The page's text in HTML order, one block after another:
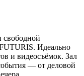
Идеально
и видеосъёмок. Зал
— от деловой